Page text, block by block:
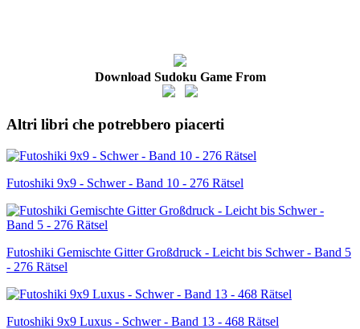
Download Sudoku Game From
Altri libri che potrebbero piacerti
Futoshiki 9x9 - Schwer - Band 10 - 276 Rätsel
Futoshiki Gemischte Gitter Großdruck - Leicht bis Schwer - Band 5
- 276 Rätsel
Futoshiki 9x9 Luxus - Schwer - Band 13 - 468 Rätsel